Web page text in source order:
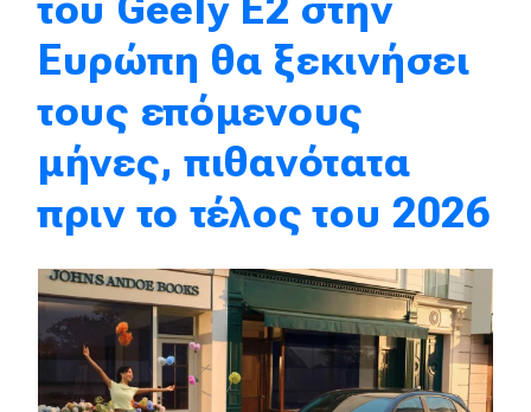
Αποστολή
Συγκρίνουμε
Αγώνες
WRC
Motorsport
Eco
Ευρώπη θα ξεκινήσει
τους επόμενους
μήνες, πιθανότατα
πριν το τέλος του 2026